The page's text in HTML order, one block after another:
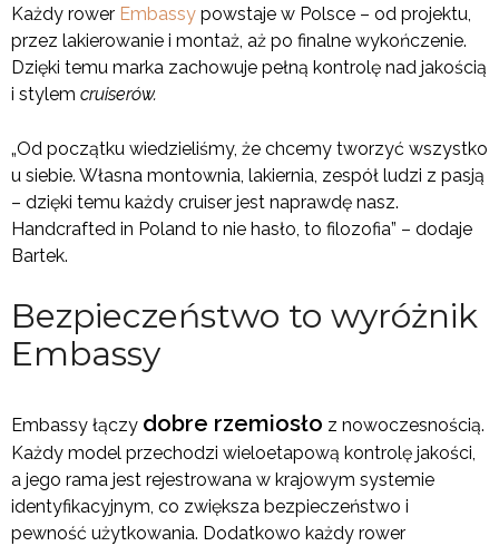
Każdy rower Embassy powstaje w Polsce – od projektu,
przez lakierowanie i montaż, aż po finalne wykończenie.
Dzięki temu marka zachowuje pełną kontrolę nad jakością
i stylem cruiserów.
„Od początku wiedzieliśmy, że chcemy tworzyć wszystko
u siebie. Własna montownia, lakiernia, zespół ludzi z pasją
– dzięki temu każdy cruiser jest naprawdę nasz.
Handcrafted in Poland to nie hasło, to filozofia” – dodaje
Bartek.
Bezpieczeństwo to wyróżnik
Embassy
Embassy łączy dobre rzemiosło z nowoczesnością.
Każdy model przechodzi wieloetapową kontrolę jakości,
a jego rama jest rejestrowana w krajowym systemie
identyfikacyjnym, co zwiększa bezpieczeństwo i
pewność użytkowania. Dodatkowo każdy rower